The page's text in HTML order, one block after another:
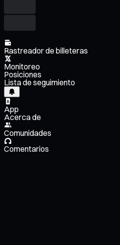
Rastreador de billeteras
Monitoreo
Posiciones
Lista de seguimiento
App
Acerca de
Comunidades
Comentarios